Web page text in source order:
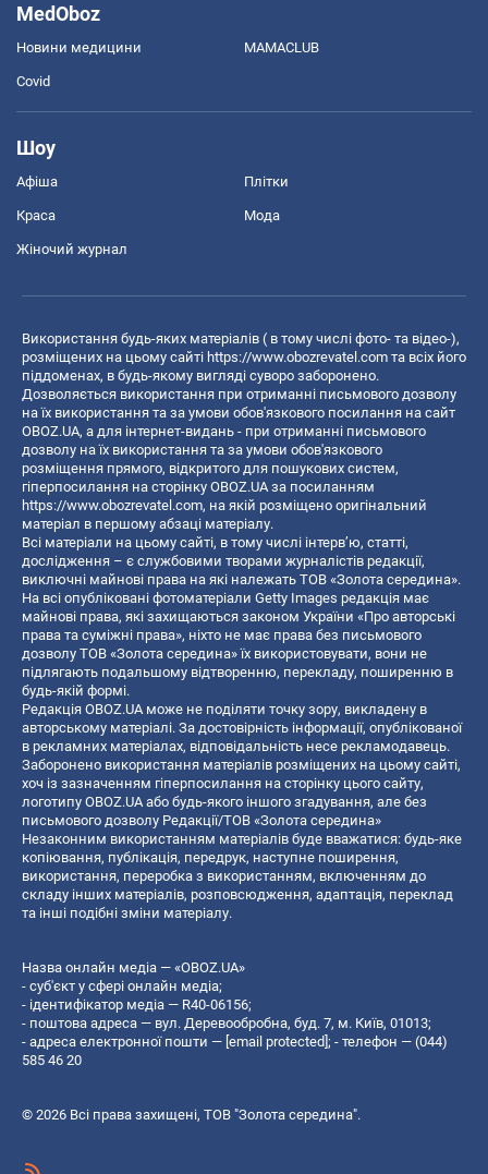
MedOboz
Новини медицини MAMACLUB
Covid
Шоу
Афіша Плітки
Краса Мода
Жіночий журнал
Використання будь-яких матеріалів ( в тому числі фото- та відео-),
розміщених на цьому сайті https://www.obozrevatel.com та всіх його
піддоменах, в будь-якому вигляді суворо заборонено.
Дозволяється використання при отриманні письмового дозволу
на їх використання та за умови обов'язкового посилання на сайт
OBOZ.UA, а для інтернет-видань - при отриманні письмового
дозволу на їх використання та за умови обов'язкового
розміщення прямого, відкритого для пошукових систем,
гіперпосилання на сторінку OBOZ.UA за посиланням
https://www.obozrevatel.com, на якій розміщено оригінальний
матеріал в першому абзаці матеріалу.
Всі матеріали на цьому сайті, в тому числі інтерв’ю, статті,
дослідження – є службовими творами журналістів редакції,
виключні майнові права на які належать ТОВ «Золота середина».
На всі опубліковані фотоматеріали Getty Images редакція має
майнові права, які захищаються законом України «Про авторські
права та суміжні права», ніхто не має права без письмового
дозволу ТОВ «Золота середина» їх використовувати, вони не
підлягають подальшому відтворенню, перекладу, поширенню в
будь-якій формі.
Редакція OBOZ.UA може не поділяти точку зору, викладену в
авторському матеріалі. За достовірність інформації, опублікованої
в рекламних матеріалах, відповідальність несе рекламодавець.
Заборонено використання матеріалів розміщених на цьому сайті,
хоч із зазначенням гіперпосилання на сторінку цього сайту,
логотипу OBOZ.UA або будь-якого іншого згадування, але без
письмового дозволу Редакції/ТОВ «Золота середина»
Незаконним використанням матеріалів буде вважатися: будь-яке
копiювання, публiкацiя, передрук, наступне поширення,
використання, переробка з використанням, включенням до
складу інших матеріалів, розповсюдження, адаптація, переклад
та інші подібні зміни матеріалу.
Назва онлайн медіа — «OBOZ.UA»
- суб'єкт у сфері онлайн медіа;
- ідентифікатор медіа — R40-06156;
- поштова адреса — вул. Деревообробна, буд. 7, м. Київ, 01013;
- адреса електронної пошти — [email protected] ; - телефон — (044)
585 46 20
© 2026 Всі права захищені, ТОВ "Золота середина".